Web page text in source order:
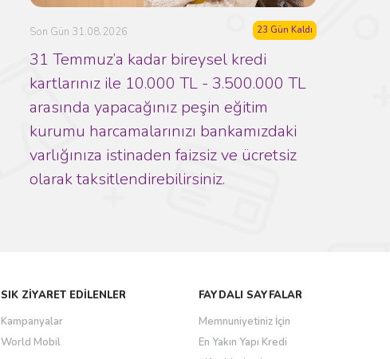
Son Gün 31.08.2026 23 Gün Kaldı
31 Temmuz’a kadar bireysel kredi
kartlarınız ile 10.000 TL - 3.500.000 TL
arasında yapacağınız peşin eğitim
kurumu harcamalarınızı bankamızdaki
varlığınıza istinaden faizsiz ve ücretsiz
olarak taksitlendirebilirsiniz.
SIK ZİYARET EDİLENLER
Kampanyalar
World Mobil
FAYDALI SAYFALAR
Memnuniyetiniz İçin
En Yakın Yapı Kredi